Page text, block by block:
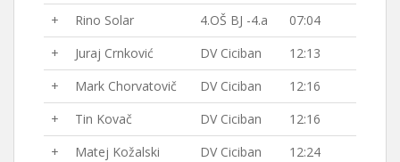
+ Rino Solar 4.OŠ BJ -4.a
07:04
+
Juraj Crnković DV Ciciban
12:13
+
Mark Chorvatovič DV Ciciban
12:16
+
Tin Kovač DV Ciciban
12:16
+
Matej Kožalski DV Ciciban
12:24